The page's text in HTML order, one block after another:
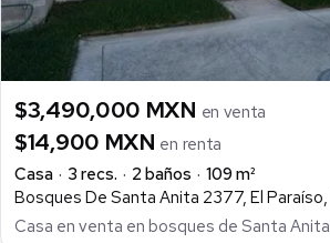
$3,490,000 MXN en venta
$14,900 MXN en renta
Casa
3 recs. 2 baños
109 m²
Casa en venta en bosques de Santa Anita